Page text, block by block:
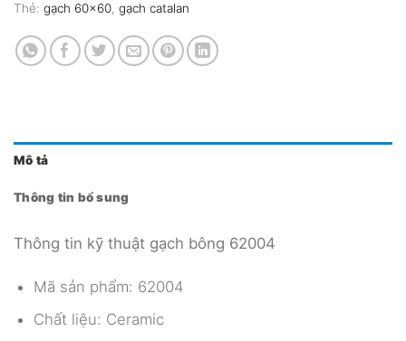
Thẻ: gạch 60x60 gạch catalan
Mô tả
Thông tin bổ sung
Thông tin kỹ thuật gạch bông 62004
Mã sản phẩm: 62004
Chất liệu: Ceramic